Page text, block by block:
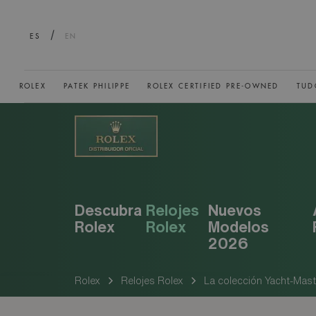
ES / EN
ROLEX PATEK PHILIPPE ROLEX CERTIFIED PRE-OWNED
Descubra
Rolex
Relojes
Rolex
Nuevos
Modelos
2026
Rolex Relojes Rolex La colección Yacht-